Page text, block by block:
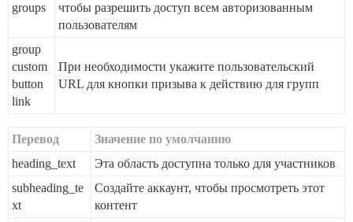
groups
чтобы разрешить доступ всем авторизованным
пользователям
group
custom
button
link
При необходимости укажите пользовательский
URL для кнопки призыва к действию для групп
Перевод
Значение по умолчанию
heading_text
Эта область доступна только для участников
subheading_te
xt
Создайте аккаунт, чтобы просмотреть этот
контент